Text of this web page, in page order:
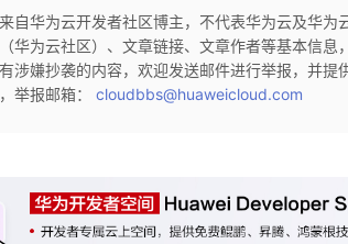
来自华为云开发者社区博主，不代表华为云及华
华为云社区）、文章链接、文章作者等基本信息
涉嫌抄袭的内容，欢迎发送邮件进行举报，并提
举报邮箱：cloudbbs@huaweicloud.com